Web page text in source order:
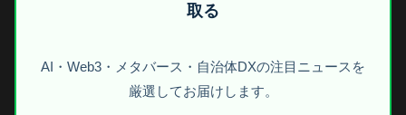
取る
AI・Web3・メタバース・自治体DXの注目ニュースを
厳選してお届けします。